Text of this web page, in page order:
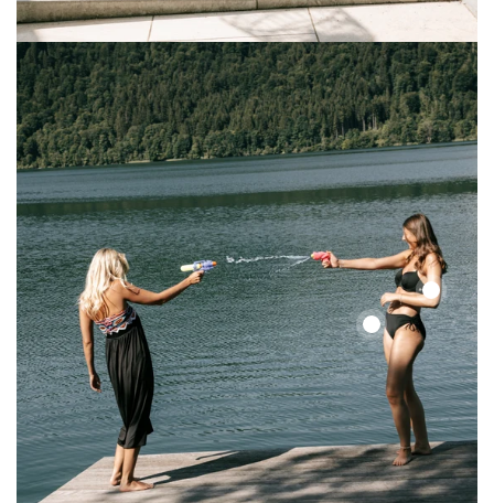
Color
Up
Top
Color
Up
Top